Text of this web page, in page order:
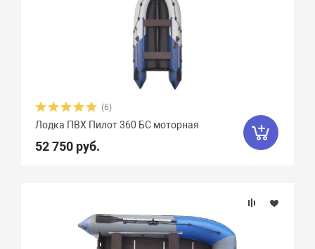
(6)
Лодка ПВХ Пилот 360 БС моторная
52 750 руб.